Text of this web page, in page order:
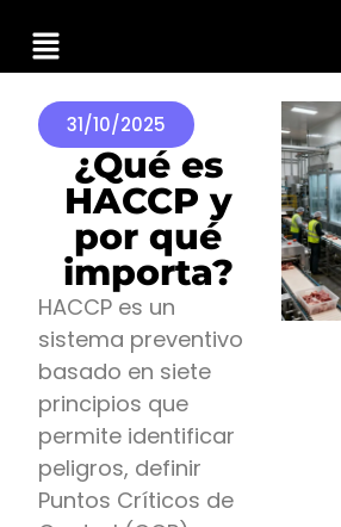
31/10/2025
¿Qué es
HACCP y
por qué
importa?
HACCP es un
sistema preventivo
basado en siete
principios que
permite identificar
peligros, definir
Puntos Críticos de